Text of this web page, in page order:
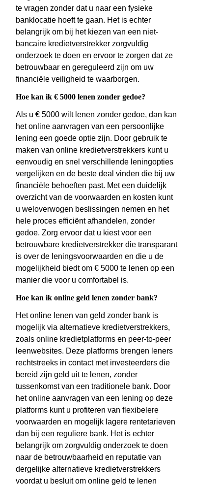
te vragen zonder dat u naar een fysieke
banklocatie hoeft te gaan. Het is echter
belangrijk om bij het kiezen van een niet-
bancaire kredietverstrekker zorgvuldig
onderzoek te doen en ervoor te zorgen dat ze
betrouwbaar en gereguleerd zijn om uw
financiële veiligheid te waarborgen.
Hoe kan ik € 5000 lenen zonder gedoe?
Als u € 5000 wilt lenen zonder gedoe, dan kan
het online aanvragen van een persoonlijke
lening een goede optie zijn. Door gebruik te
maken van online kredietverstrekkers kunt u
eenvoudig en snel verschillende leningopties
vergelijken en de beste deal vinden die bij uw
financiële behoeften past. Met een duidelijk
overzicht van de voorwaarden en kosten kunt
u weloverwogen beslissingen nemen en het
hele proces efficiënt afhandelen, zonder
gedoe. Zorg ervoor dat u kiest voor een
betrouwbare kredietverstrekker die transparant
is over de leningsvoorwaarden en die u de
mogelijkheid biedt om € 5000 te lenen op een
manier die voor u comfortabel is.
Hoe kan ik online geld lenen zonder bank?
Het online lenen van geld zonder bank is
mogelijk via alternatieve kredietverstrekkers,
zoals online kredietplatforms en peer-to-peer
leenwebsites. Deze platforms brengen leners
rechtstreeks in contact met investeerders die
bereid zijn geld uit te lenen, zonder
tussenkomst van een traditionele bank. Door
het online aanvragen van een lening op deze
platforms kunt u profiteren van flexibelere
voorwaarden en mogelijk lagere rentetarieven
dan bij een reguliere bank. Het is echter
belangrijk om zorgvuldig onderzoek te doen
naar de betrouwbaarheid en reputatie van
dergelijke alternatieve kredietverstrekkers
voordat u besluit om online geld te lenen